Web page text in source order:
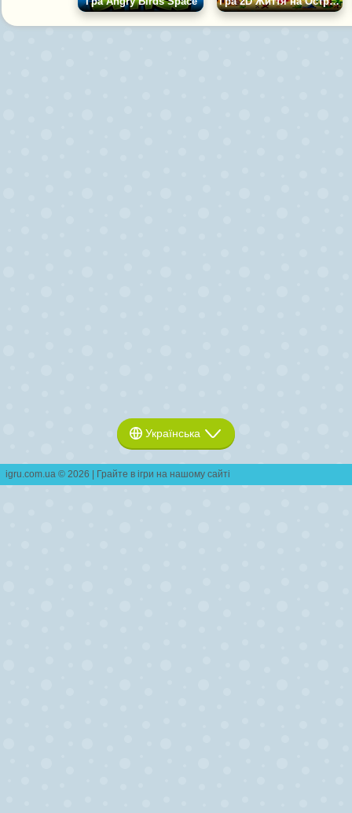
Українська
igru.com.ua © 2026 | Грайте в ігри на нашому сайті